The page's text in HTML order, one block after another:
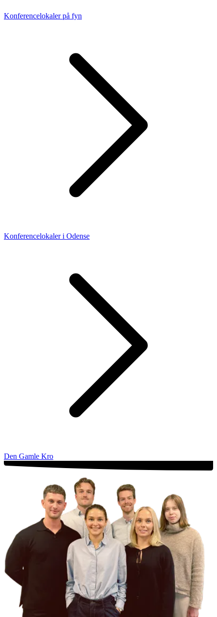
Konferencelokaler på fyn
Konferencelokaler i Odense
Den Gamle Kro